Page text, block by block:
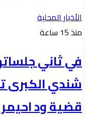
الأخبار المحلية
منذ 15 ساعة
في ثاني
شندي الكبرى
قضية ود